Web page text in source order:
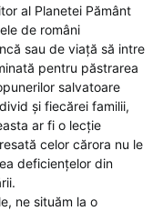
al Planetei Pământ
de români
sau de viață să intre
pentru păstrarea
salvatoare
și fiecărei familii,
ar fi o lecție
celor cărora nu le
deficiențelor din
ne situăm la o